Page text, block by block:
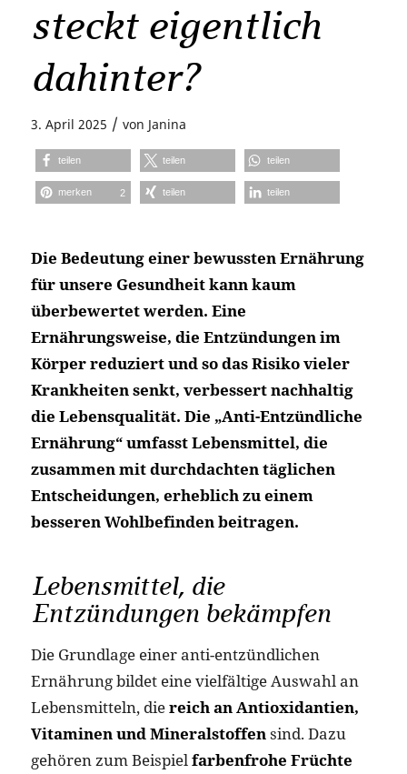
steckt eigentlich
dahinter?
3. April 2025 / von Janina
teilen teilen teilen
merken 2 teilen teilen
Die Bedeutung einer bewussten Ernährung
für unsere Gesundheit kann kaum
überbewertet werden. Eine
Ernährungsweise, die Entzündungen im
Körper reduziert und so das Risiko vieler
Krankheiten senkt, verbessert nachhaltig
die Lebensqualität. Die „Anti-Entzündliche
Ernährung“ umfasst Lebensmittel, die
zusammen mit durchdachten täglichen
Entscheidungen, erheblich zu einem
besseren Wohlbefinden beitragen.
Lebensmittel, die
Entzündungen bekämpfen
Die Grundlage einer anti-entzündlichen
Ernährung bildet eine vielfältige Auswahl an
Lebensmitteln, diereich an Antioxidantien,
Vitaminen und Mineralstoffensind. Dazu
gehören zum Beispielfarbenfrohe Früchte